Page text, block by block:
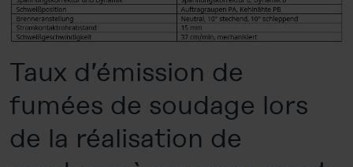
Taux d’émission de
fumées de soudage lors
de la réalisation de